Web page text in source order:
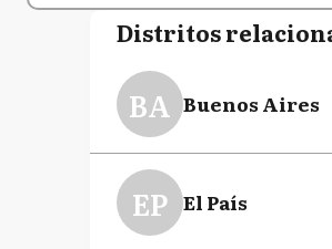
Distritos
BA Buenos Aires
EP El País